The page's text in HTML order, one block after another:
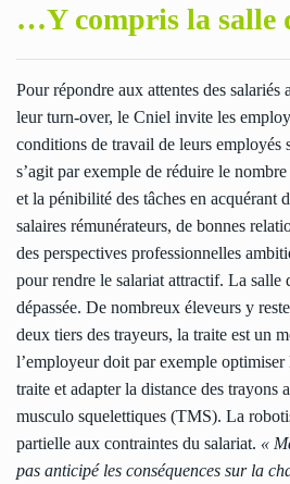
…Y compris la salle
Pour répondre aux attentes des
leur turn-over, le Cniel invite les
conditions de travail de leurs
s’agit par exemple de réduire le
et la pénibilité des tâches en acquérant
salaires rémunérateurs, de bonnes
des perspectives professionnelles
pour rendre le salariat attractif. La salle
dépassée. De nombreux éleveurs y
deux tiers des trayeurs, la traite est un
l’employeur doit par exemple optimiser
traite et adapter la distance des trayons
musculo squelettiques (TMS). La
partielle aux contraintes du salariat. «
pas anticipé les conséquences sur la